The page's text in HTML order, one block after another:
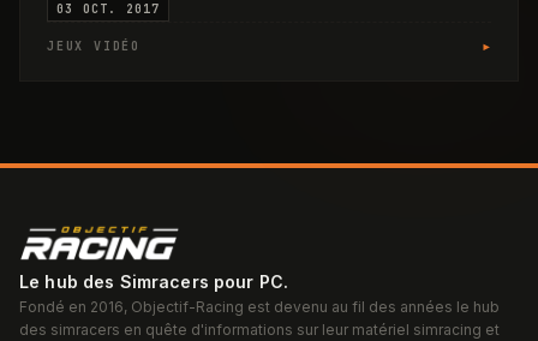
03 OCT. 2017
JEUX VIDÉO ▸
Le hub des Simracers pour PC.
Fondé en 2016, Objectif-Racing est devenu au fil des années le hub
des simracers en quête d'informations sur leur matériel simracing et